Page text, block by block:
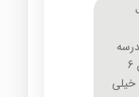
فرزانگان درس میخونم اما این 6
خیلی